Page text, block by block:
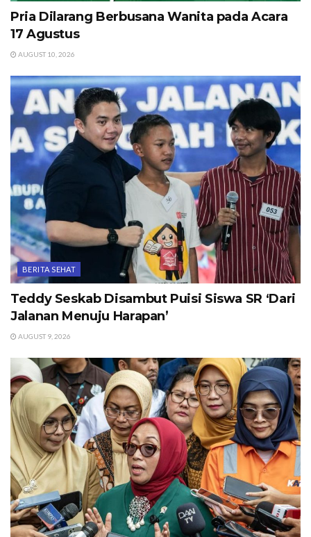
Pria Dilarang Berbusana Wanita pada Acara
17 Agustus
AUGUST 10, 2026
BERITA SEHAT
Teddy Seskab Disambut Puisi Siswa SR ‘Dari
Jalanan Menuju Harapan’
AUGUST 9, 2026